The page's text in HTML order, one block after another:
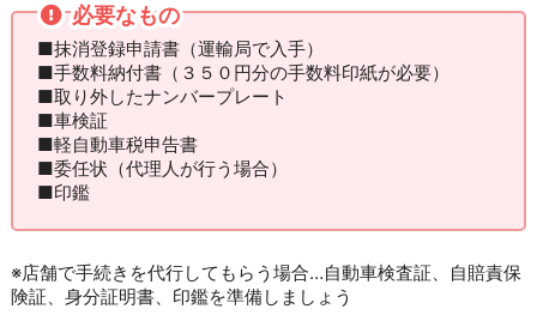
必要なもの
■抹消登録申請書（運輸局で入手）
■手数料納付書（３５０円分の手数料印紙が必要）
■取り外したナンバープレート
■車検証
■軽自動車税申告書
■委任状（代理人が行う場合）
■印鑑
※店舗で手続きを代行してもらう場合…自動車検査証、自賠責保
険証、身分証明書、印鑑を準備しましょう